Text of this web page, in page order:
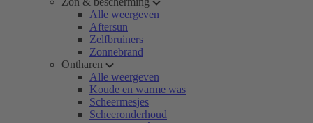
Alle weergeven
Aftersun
Zelfbruiners
Zonnebrand
Ontharen
Alle weergeven
Koude en warme was
Scheermesjes
Scheeronderhoud